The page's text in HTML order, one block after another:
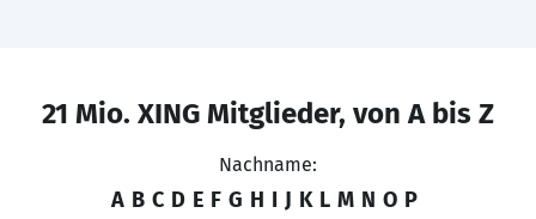
21 Mio. XING Mitglieder, von A bis Z
Nachname:
A B C D E F G H I J K L M N O P